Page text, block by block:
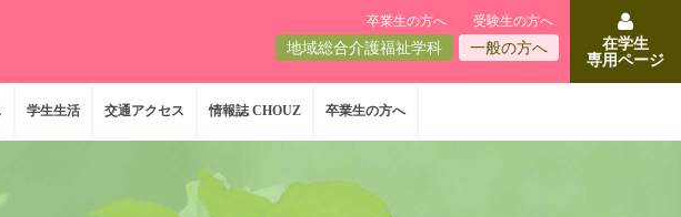
卒業生の方へ 受験生の方へ
地域総合介護福祉学科 一般の方へ
在学生
専用ページ
学生生活 交通アクセス 情報誌 CHOUZ 卒業生の方へ